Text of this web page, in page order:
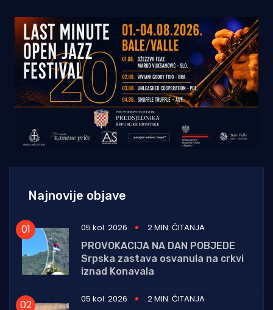
Najnovije objave
05 kol. 2026
2 MIN. ČITANJA
PROVOKACIJA NA DAN POBJEDE
Srpska zastava osvanula na crkvi
iznad Konavala
05 kol. 2026
2 MIN. ČITANJA